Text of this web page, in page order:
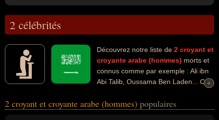
2 célébrités
Découvrez notre liste de 2 croyant et
croyante arabe (hommes) morts et
connus comme par exemple : Ali ibn
Abi Talib, Oussama Ben Laden... Ces
la religion, du crime, du djihadisme, de la guerre, de la justice, de la
+
+
2 croyant et croyante arabe (hommes) populaires